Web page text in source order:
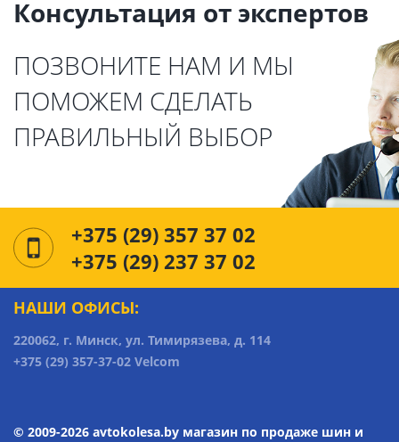
Консультация от экспертов
ПОЗВОНИТЕ НАМ И МЫ
ПОМОЖЕМ СДЕЛАТЬ
ПРАВИЛЬНЫЙ ВЫБОР
+375 (29) 357 37 02
+375 (29) 237 37 02
НАШИ ОФИСЫ:
220062, г. Минск, ул. Тимирязева, д. 114
+375 (29) 357-37-02 Velcom
© 2009-2026 avtokolesa.by магазин по продаже шин и